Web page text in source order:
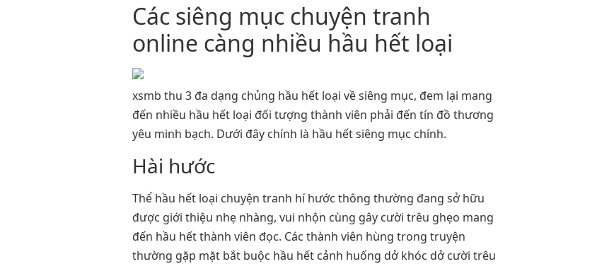
Các siêng mục chuyện tranh
online càng nhiều hầu hết loại
xsmb thu 3 đa dạng chủng hầu hết loại về siêng mục, đem lại mang
đến nhiều hầu hết loại đối tượng thành viên phải đến tín đồ thương
yêu minh bạch. Dưới đây chính là hầu hết siêng mục chính.
Hài hước
Thể hầu hết loại chuyện tranh hí hước thông thường đang sở hữu
được giới thiệu nhẹ nhàng, vui nhộn cùng gây cười trêu ghẹo mang
đến hầu hết thành viên đọc. Các thành viên hùng trong truyện
thường gặp mặt bắt buộc hầu hết cảnh huống dở khóc dở cười trêu